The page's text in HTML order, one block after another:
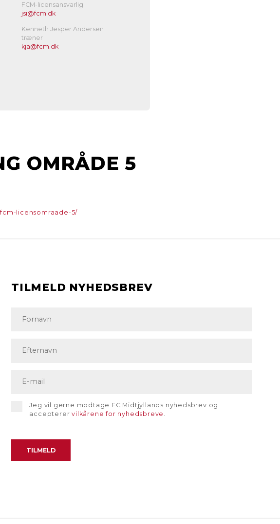
FCM-licensansvarlig
jsi@fcm.dk
Kenneth Jesper Andersen
træner
kja@fcm.dk
OMRÅDE 5
licensomraade-5/
TILMELD NYHEDSBREV
Jeg vil gerne modtage FC Midtjyllands nyhedsbrev og
accepterervilkårene for nyhedsbreve .